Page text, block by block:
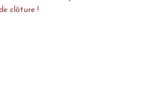
clôture !